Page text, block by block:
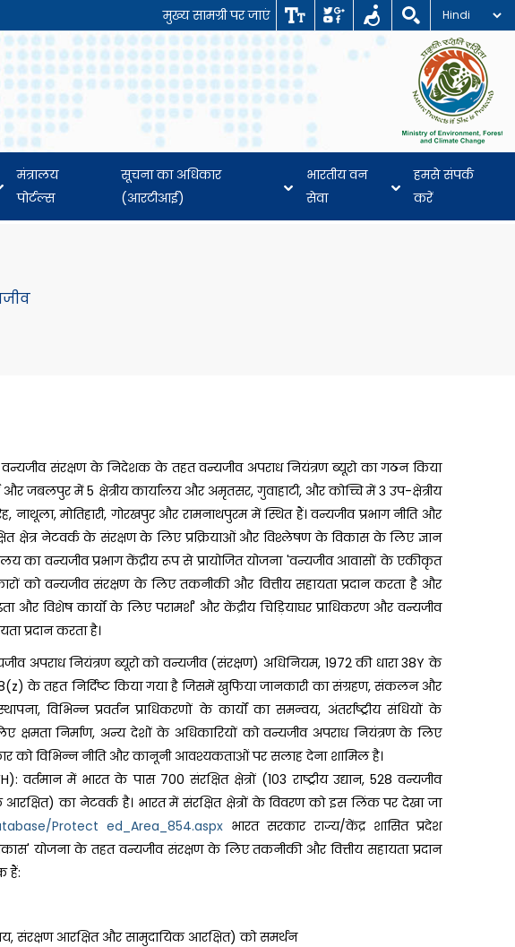
मुख्य सामग्री पर जाएं
मंत्रालय
पोर्टल्स
सूचना का अधिकार
(आरटीआई)
भारतीय वन
सेवा
हमसे संपर्क
करें
संरक्षण के निदेशक के तहत वन्यजीव अपराध नियंत्रण ब्यूरो का गठन किया
जबलपुर में 5 क्षेत्रीय कार्यालय और अमृतसर, गुवाहाटी, और कोच्चि में 3 उप-क्षेत्रीय
नाथूला, मोतिहारी, गोरखपुर और रामनाथपुरम में स्थित हैं। वन्यजीव प्रभाग नीति और
क्षेत्र नेटवर्क के संरक्षण के लिए प्रक्रियाओं और विश्लेषण के विकास के लिए ज्ञान
का वन्यजीव प्रभाग केंद्रीय रूप से प्रायोजित योजना 'वन्यजीव आवासों के एकीकृत
को वन्यजीव संरक्षण के लिए तकनीकी और वित्तीय सहायता प्रदान करता है और
और विशेष कार्यों के लिए परामर्श' और केंद्रीय चिड़ियाघर प्राधिकरण और वन्यजीव
प्रदान करता है।
अपराध नियंत्रण ब्यूरो को वन्यजीव (संरक्षण) अधिनियम, 1972 की धारा 38Y के
38(z) के तहत निर्दिष्ट किया गया है जिसमें खुफिया जानकारी का संग्रहण, संकलन और
विभिन्न प्रवर्तन प्राधिकरणों के कार्यों का समन्वय, अंतर्राष्ट्रीय संधियों के
क्षमता निर्माण, अन्य देशों के अधिकारियों को वन्यजीव अपराध नियंत्रण के लिए
को विभिन्न नीति और कानूनी आवश्यकताओं पर सलाह देना शामिल है।
में भारत के पास 700 संरक्षित क्षेत्रों (103 राष्ट्रीय उद्यान, 528 वन्यजीव
का नेटवर्क है। भारत में संरक्षित क्षेत्रों के विवरण को इस लिंक पर देखा जा
Protect ed_Area_854.aspxभारत सरकार राज्य/केंद्र शासित प्रदेश
योजना के तहत वन्यजीव संरक्षण के लिए तकनीकी और वित्तीय सहायता प्रदान
हैं:
संरक्षण आरक्षित और सामुदायिक आरक्षित) को समर्थन